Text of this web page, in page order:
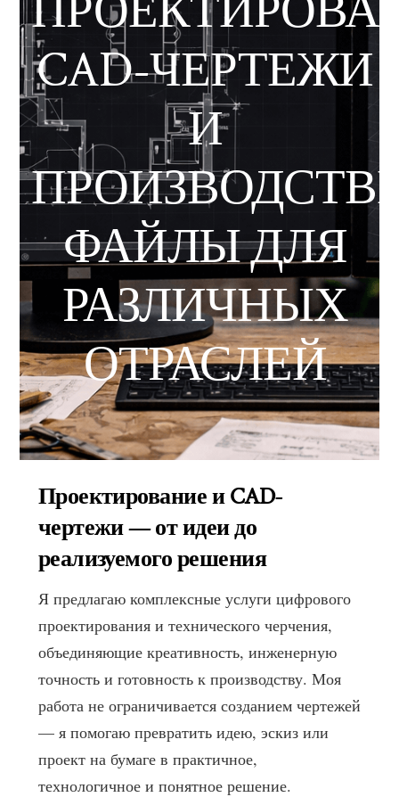
CAD-ЧЕРТЕЖИ
И
ФАЙЛЫ ДЛЯ
РАЗЛИЧНЫХ
ОТРАСЛЕЙ
Проектирование и CAD-
чертежи — от идеи до
реализуемого решения
Я предлагаю комплексные услуги цифрового
проектирования и технического черчения,
объединяющие креативность, инженерную
точность и готовность к производству. Моя
работа не ограничивается созданием чертежей
— я помогаю превратить идею, эскиз или
проект на бумаге в практичное,
технологичное и понятное решение.